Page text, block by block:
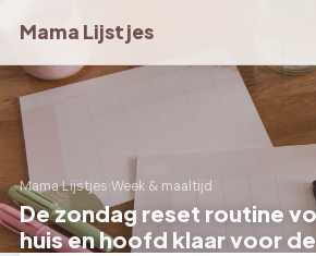
Mama Lijstjes
Mama Lijstjes Week & maaltijd
De zondag reset routine
huis en hoofd klaar voor